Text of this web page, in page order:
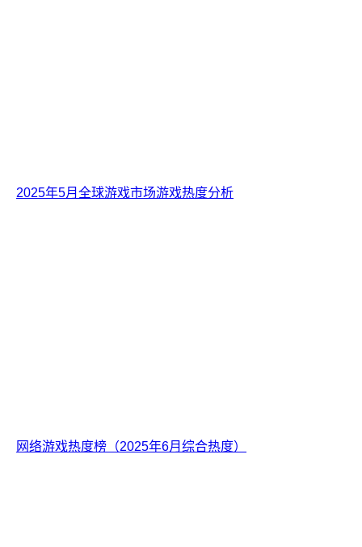
2025年5月全球游戏市场游戏热度分析
网络游戏热度榜（2025年6月综合热度）